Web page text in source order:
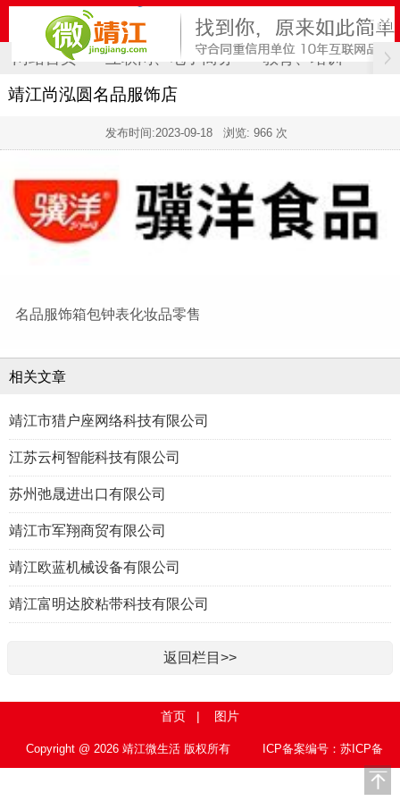
网站首页 互联网、电子商务 教育、培训 计
靖江尚泓圆名品服饰店
发布时间:2023-09-18 浏览: 966 次
名品服饰箱包钟表化妆品零售
相关文章
靖江市猎户座网络科技有限公司
江苏云柯智能科技有限公司
苏州弛晟进出口有限公司
靖江市军翔商贸有限公司
靖江欧蓝机械设备有限公司
靖江富明达胶粘带科技有限公司
返回栏目>>
首页 | 图片
Copyright @ 2026 靖江微生活 版权所有
ICP备案编号：苏ICP备
15010767号